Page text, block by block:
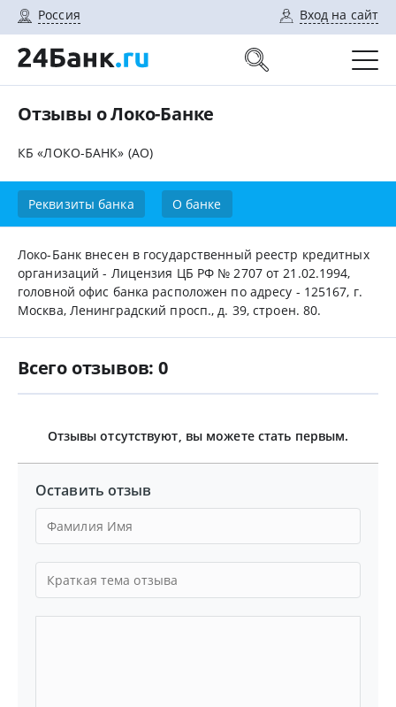
Россия Вход на сайт
Отзывы о Локо-Банке
КБ «ЛОКО-БАНК» (АО)
Реквизиты банка О банке
Локо-Банк внесен в государственный реестр кредитных
организаций - Лицензия ЦБ РФ № 2707 от 21.02.1994,
головной офис банка расположен по адресу - 125167, г.
Москва, Ленинградский просп., д. 39, строен. 80.
Всего отзывов: 0
Отзывы отсутствуют, вы можете стать первым.
Оставить отзыв